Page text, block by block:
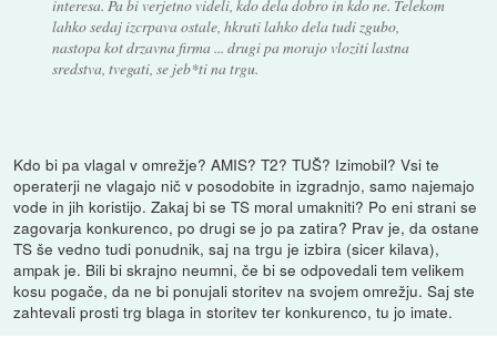
interesa. Pa bi verjetno videli, kdo dela dobro in kdo ne. Telekom
lahko sedaj izcrpava ostale, hkrati lahko dela tudi zgubo,
nastopa kot drzavna firma ... drugi pa morajo vloziti lastna
sredstva, tvegati, se jeb*ti na trgu.
Kdo bi pa vlagal v omrežje? AMIS? T2? TUŠ? Izimobil? Vsi te
operaterji ne vlagajo nič v posodobite in izgradnjo, samo najemajo
vode in jih koristijo. Zakaj bi se TS moral umakniti? Po eni strani se
zagovarja konkurenco, po drugi se jo pa zatira? Prav je, da ostane
TS še vedno tudi ponudnik, saj na trgu je izbira (sicer kilava),
ampak je. Bili bi skrajno neumni, če bi se odpovedali tem velikem
kosu pogače, da ne bi ponujali storitev na svojem omrežju. Saj ste
zahtevali prosti trg blaga in storitev ter konkurenco, tu jo imate.